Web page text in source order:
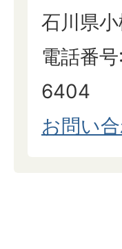
石川県
電話番
6404
お問い